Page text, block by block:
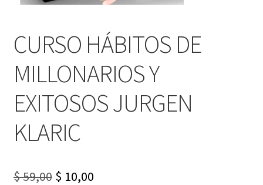
CURSO HÁBITOS DE
MILLONARIOS Y
EXITOSOS JURGEN
KLARIC
$59,00 Original
$ 10,00Current